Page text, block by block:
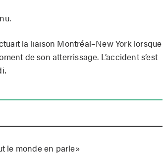
la liaison Montréal–New York lorsque
de son atterrissage. L’accident s’est
le monde en parle»